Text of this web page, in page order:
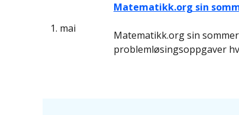
1. mai
Matematikk.org sin
Matematikk.org sin
problemløsingsoppgaver